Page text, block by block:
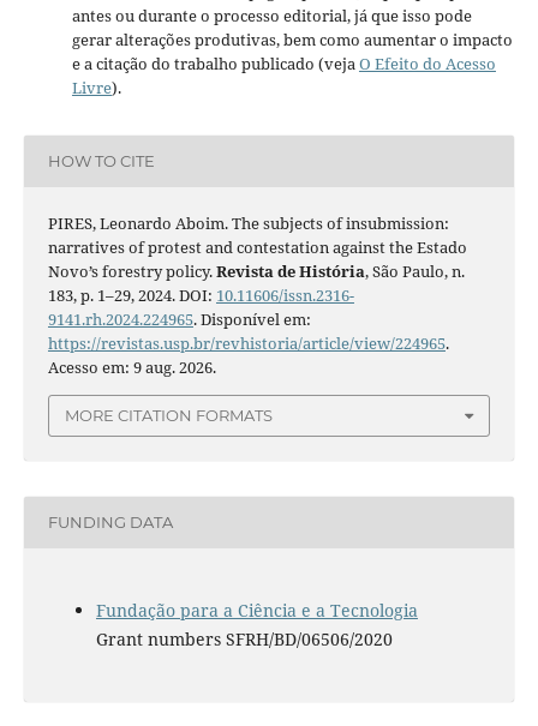
antes ou durante o processo editorial, já que isso pode
gerar alterações produtivas, bem como aumentar o impacto
e a citação do trabalho publicado (vejaO Efeito do Acesso
Livre).
HOW TO CITE
PIRES, Leonardo Aboim. The subjects of insubmission:
narratives of protest and contestation against the Estado
Novo’s forestry policy.Revista de História, São Paulo, n.
183, p. 1–29, 2024. DOI: 10.11606/issn.2316-
9141.rh.2024.224965. Disponível em:
https://revistas.usp.br/revhistoria/article/view/224965.
Acesso em: 9 aug. 2026.
MORE CITATION FORMATS
FUNDING DATA
Fundação para a Ciência e a Tecnologia
Grant numbers SFRH/BD/06506/2020